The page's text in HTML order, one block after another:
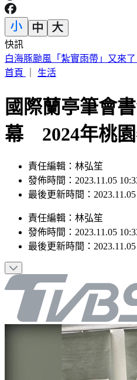
快訊
別只看台積電！ 外媒點名「2
首頁
生活
國際蘭亭筆會
幕 2024年桃
責任編輯：林弘笙
發佈時間：2023.11.05
最後更新時間：2023.11.05
責任編輯 ： 林弘笙
發佈時間： 2023.11.05
最後更新時間：